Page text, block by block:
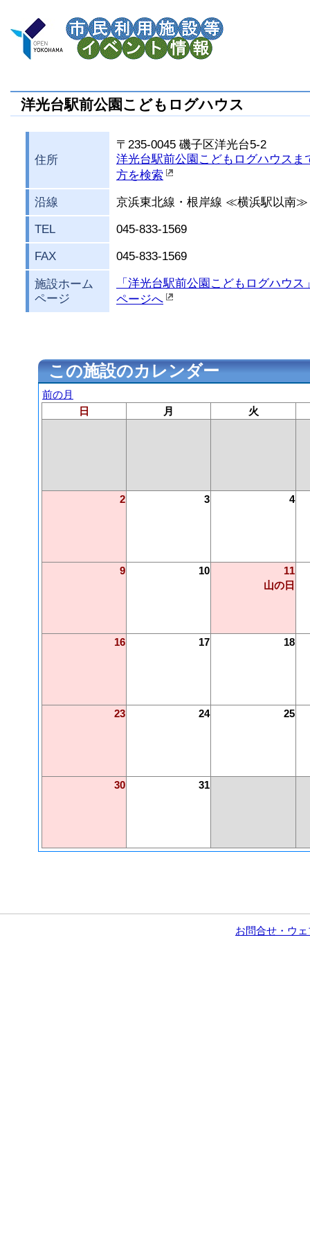
洋光台駅前公園こどもログハウス
住所
〒235-0045 磯子区洋光台5-2
洋光台駅前公園こどもログハウスま
方を検索
沿線 京浜東北線・根岸線 ≪横浜駅以南≫
TEL 045-833-1569
FAX 045-833-1569
施設ホーム
ページ
「洋光台駅前公園こどもログハウス
ページへ
この施設のカレンダー
前の月
日
月 火
2 3 4
9 10
11
山の日
16 17 18
23 24 25
30 31
お問合せ・ウ